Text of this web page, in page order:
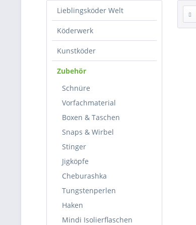
Lieblingsköder Welt
Köderwerk
Kunstköder
Zubehör
Schnüre
Vorfachmaterial
Boxen & Taschen
Snaps & Wirbel
Stinger
Jigköpfe
Cheburashka
Tungstenperlen
Haken
Mindi Isolierflaschen